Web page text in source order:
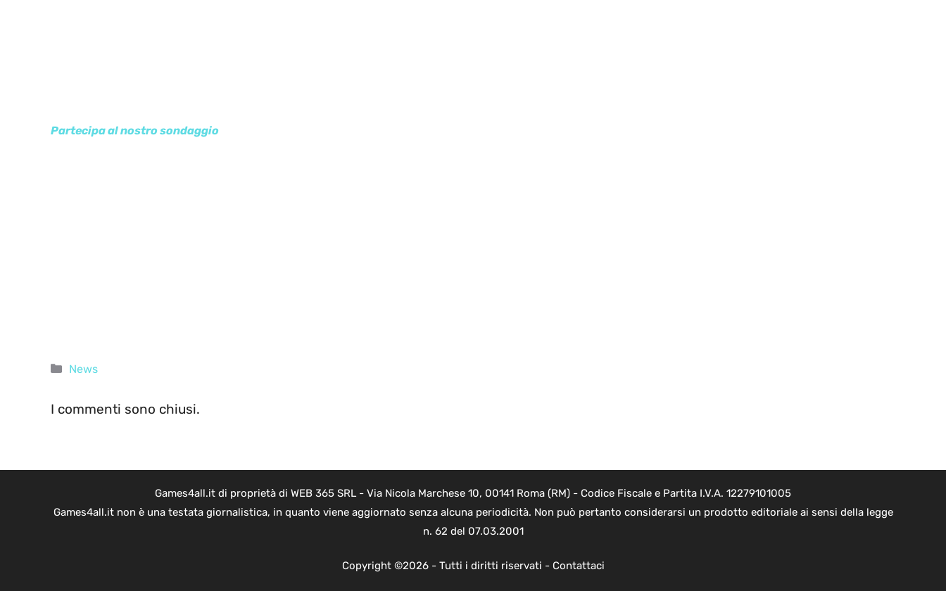
Partecipa al nostro sondaggio
Categorie
News
I commenti sono chiusi.
Games4all.it di proprietà di WEB 365 SRL - Via Nicola Marchese 10, 00141 Roma (RM) - Codice Fiscale e Partita I.V.A. 12279101005
Games4all.it non è una testata giornalistica, in quanto viene aggiornato senza alcuna periodicità. Non può pertanto considerarsi un prodotto editoriale ai sensi della legge
n. 62 del 07.03.2001
Copyright ©2026 - Tutti i diritti riservati - Contattaci